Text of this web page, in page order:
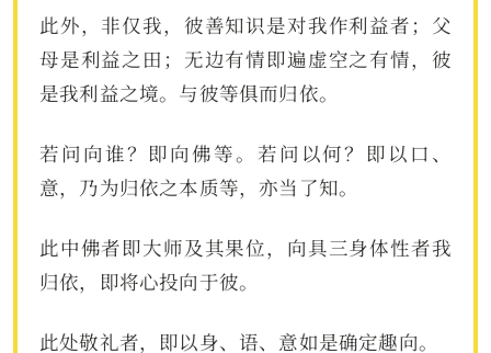
此外，非仅我，彼善知识是对我作利益者；父
母是利益之田；无边有情即遍虚空之有情，彼
是我利益之境。与彼等俱而归依。
若问向谁？即向佛等。若问以何？即以口、
意，乃为归依之本质等，亦当了知。
此中佛者即大师及其果位，向具三身体性者我
归依，即将心投向于彼。
此处敬礼者，即以身、语、意如是确定趣向。